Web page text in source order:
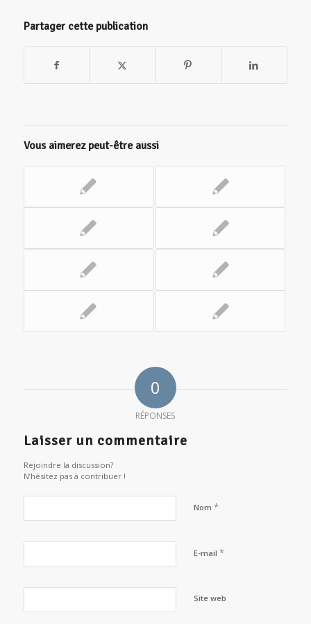
Partager cette publication
Vous aimerez peut-être aussi
0
RÉPONSES
Laisser un commentaire
Rejoindre la discussion?
N’hésitez pas à contribuer !
Nom *
E-mail *
Site web